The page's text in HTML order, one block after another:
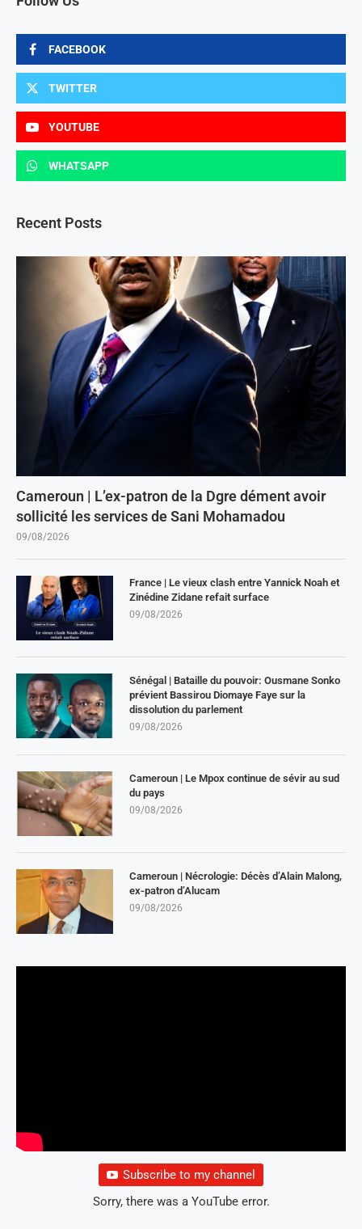
FACEBOOK
TWITTER
YOUTUBE
WHATSAPP
Recent Posts
Cameroun | L’ex-patron de la Dgre dément avoir
sollicité les services de Sani Mohamadou
09/08/2026
France | Le vieux clash entre Yannick Noah et
Zinédine Zidane refait surface
09/08/2026
Sénégal | Bataille du pouvoir: Ousmane Sonko
prévient Bassirou Diomaye Faye sur la
dissolution du parlement
09/08/2026
Cameroun | Le Mpox continue de sévir au sud
du pays
09/08/2026
Cameroun | Nécrologie: Décès d’Alain Malong,
ex-patron d’Alucam
09/08/2026
Subscribe to my channel
Sorry, there was a YouTube error.